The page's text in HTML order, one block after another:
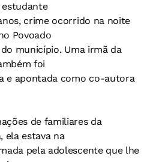
crime ocorrido na noite
Povoado
município. Uma irmã da
foi
e apontada como co-autora
de familiares da
ela estava na
pela adolescente que lhe